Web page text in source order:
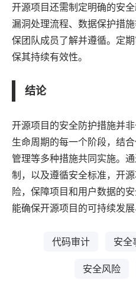
开源项目还需制定明确的安
漏洞处理流程、数据保护措
保团队成员了解并遵循。定
保其持续有效性。
结论
开源项目的安全防护措施并
生命周期的每一个阶段，结
管理等多种措施共同实施。
制，以及遵循安全标准，开
险，保障项目和用户数据的
能确保开源项目的可持续发展
代码审计 安全
安全风险